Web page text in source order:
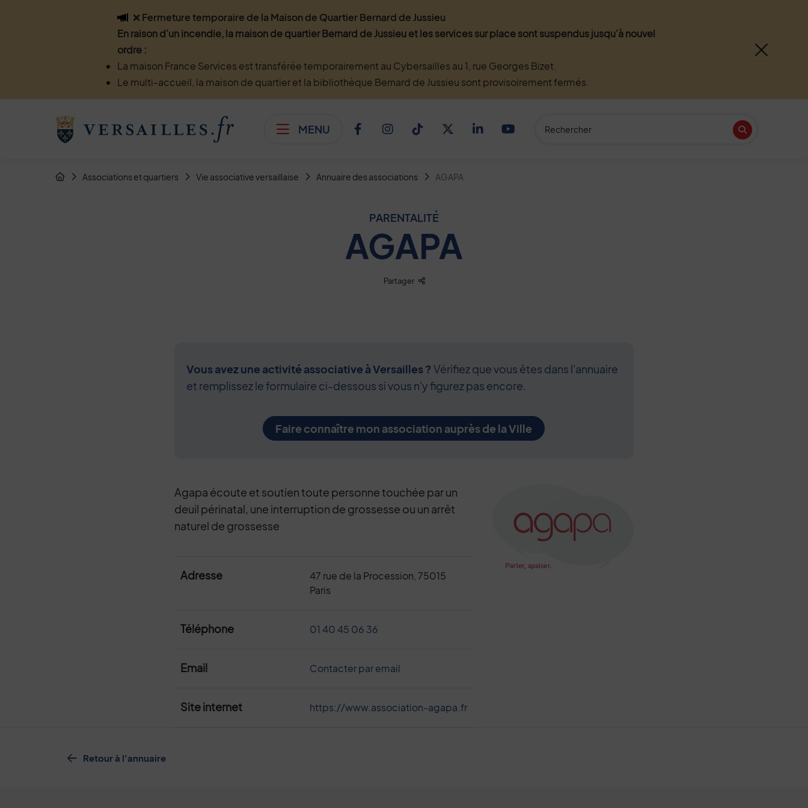
Flash info
❌ Fermeture temporaire de la Maison de Quartier Bernard de Jussieu
En raison d'un incendie, la maison de quartier Bernard de Jussieu et les services sur place sont suspendus jusqu'à nouvel
ordre :
La maison France Services est transférée temporairement au Cybersailles au 1, rue Georges Bizet.
Le multi-accueil, la maison de quartier et la bibliothèque Bernard de Jussieu sont provisoirement fermés.
Retour à l'accueil Afficher le menu
MENU
Facebook
Instagram
TikTokTwitter
LinkedinYoutube
Recherche
Fil d'Arianne de la page
Page d'accueil du site
Associations et quartiers Vie associative versaillaise Annuaire des associations AGAPA
PARENTALITÉ
AGAPA
Partager Liste des liens de partage
Vous avez une activité associative à Versailles ?Vérifiez que vous êtes dans l'annuaire
et remplissez le formulaire ci-dessous si vous n'y figurez pas encore.
Faire connaître mon association auprès de la Ville
Agapa écoute et soutien toute personne touchée par un
deuil périnatal, une interruption de grossesse ou un arrêt
naturel de grossesse
Adresse
47 rue de la Procession, 75015
Paris
Téléphone 01 40 45 06 36
Email Contacter par email
Site internet https://www.association-agapa.fr
Retour à l'annuaire